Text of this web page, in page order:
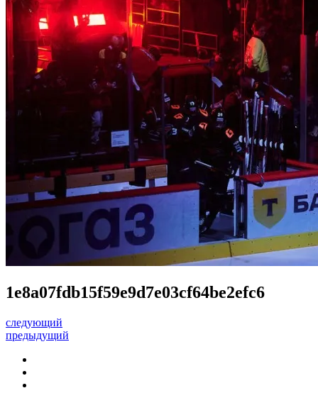
1e8a07fdb15f59e9d7e03cf64be2efc6
следующий
предыдущий